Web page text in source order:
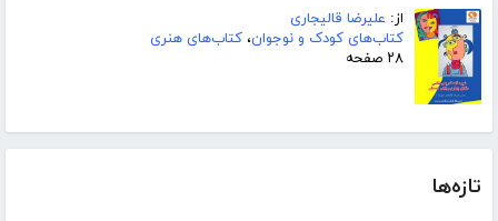
از: علیرضا قالیجاری
کتاب‌های کودک و نوجوان، کتاب‌های هنری
۲۸ صفحه
تازه‌ها